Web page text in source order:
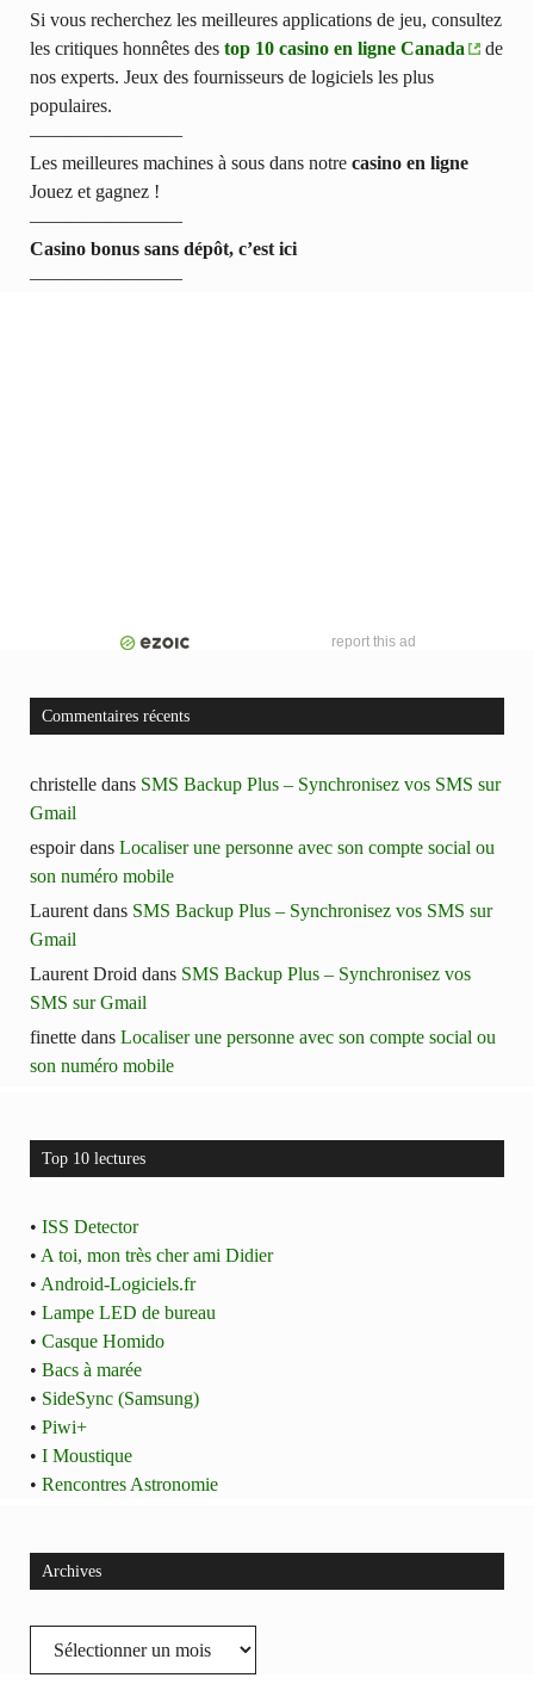
Si vous recherchez les meilleures applications de jeu, consultez
les critiques honnêtes des top 10 casino en ligne Canada
de
nos experts. Jeux des fournisseurs de logiciels les plus
populaires.
————————
Les meilleures machines à sous dans notre casino en ligne
Jouez et gagnez !
————————
Casino bonus sans dépôt, c’est ici
————————
report this ad
Commentaires récents
christelle dans SMS Backup Plus – Synchronisez vos SMS sur
Gmail
espoirdans Localiser une personne avec son compte social ou
son numéro mobile
Laurent dans SMS Backup Plus – Synchronisez vos SMS sur
Gmail
Laurent Droid dans SMS Backup Plus – Synchronisez vos
SMS sur Gmail
finette dans Localiser une personne avec son compte social ou
son numéro mobile
Top 10 lectures
• ISS Detector
• A toi, mon très cher ami Didier
• Android-Logiciels.fr
• Lampe LED de bureau
• Casque Homido
• Bacs à marée
• SideSync (Samsung)
• Piwi+
• I Moustique
• Rencontres Astronomie
Archives
Archives